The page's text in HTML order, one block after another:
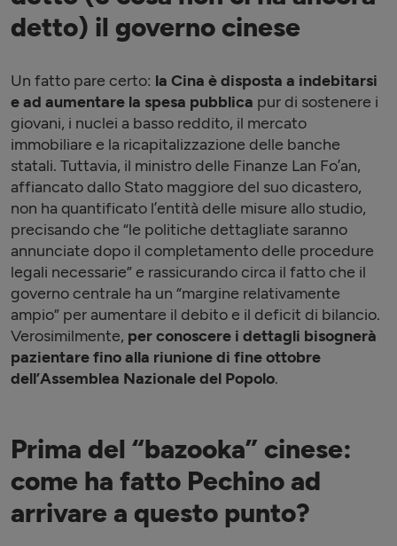
detto) il governo cinese
Un fatto pare certo: la Cina è disposta a indebitarsi
e ad aumentare la spesa pubblica pur di sostenere i
giovani, i nuclei a basso reddito, il mercato
immobiliare e la ricapitalizzazione delle banche
statali. Tuttavia, il ministro delle Finanze Lan Fo’an,
affiancato dallo Stato maggiore del suo dicastero,
non ha quantificato l’entità delle misure allo studio,
precisando che “le politiche dettagliate saranno
annunciate dopo il completamento delle procedure
legali necessarie” e rassicurando circa il fatto che il
governo centrale ha un “margine relativamente
ampio” per aumentare il debito e il deficit di bilancio.
Verosimilmente, per conoscere i dettagli bisognerà
pazientarefino alla riunione di fine ottobre
dell’Assemblea Nazionale del Popolo.
Prima del “bazooka” cinese:
come ha fatto Pechino ad
arrivare a questo punto?